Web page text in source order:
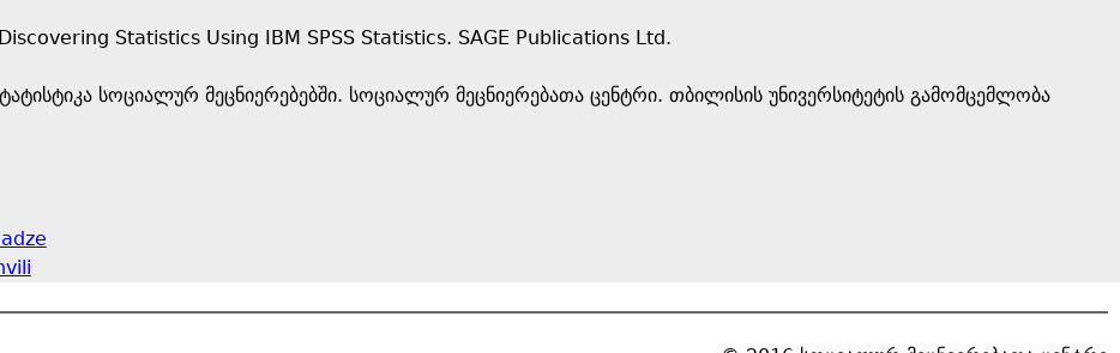
Statistics Using IBM SPSS Statistics. SAGE Publications Ltd.
სოციალურ მეცნიერებებში. სოციალურ მეცნიერებათა ცენტრი. თბილისის უნივერსიტეტის გამომცემლობა